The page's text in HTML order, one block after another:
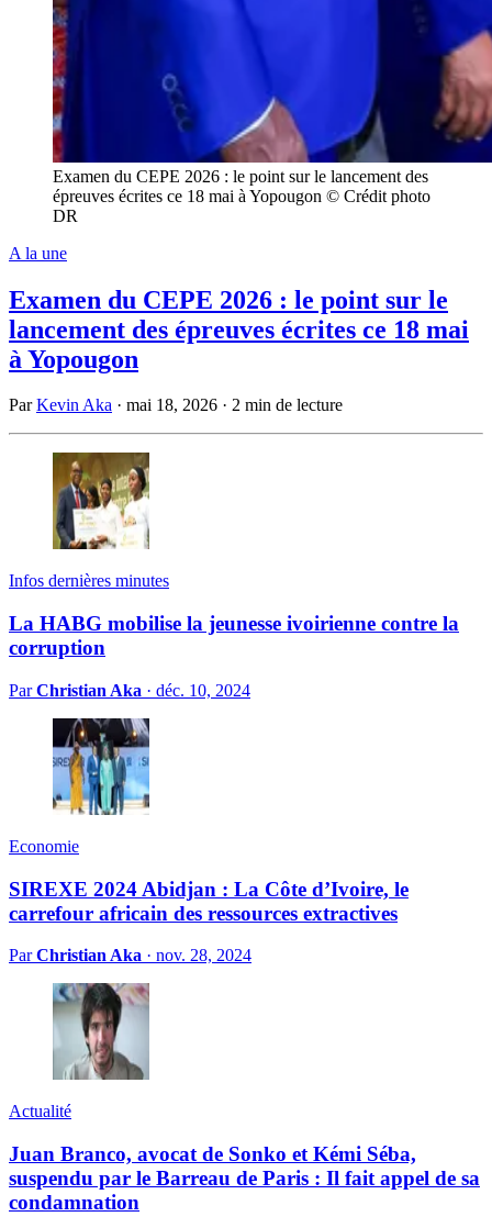
Examen du CEPE 2026 : le point sur le lancement des
épreuves écrites ce 18 mai à Yopougon © Crédit photo
DR
A la une
Examen du CEPE 2026 : le point sur le
lancement des épreuves écrites ce 18 mai
à Yopougon
ParKevin Aka · mai 18, 2026 · 2 min de lecture
Infos dernières minutes
La HABG mobilise la jeunesse ivoirienne contre la
corruption
ParChristian Aka · déc. 10, 2024
Economie
SIREXE 2024 Abidjan : La Côte d’Ivoire, le
carrefour africain des ressources extractives
ParChristian Aka · nov. 28, 2024
Actualité
Juan Branco, avocat de Sonko et Kémi Séba,
suspendu par le Barreau de Paris : Il fait appel de sa
condamnation